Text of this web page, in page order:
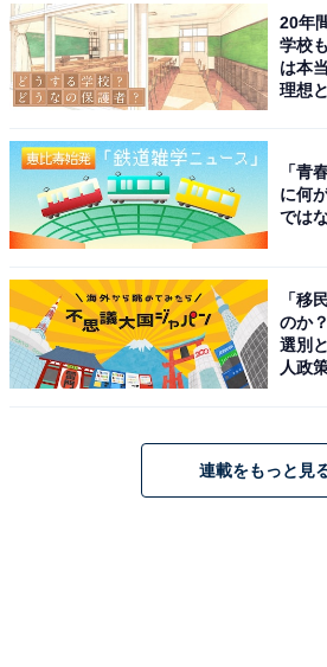
マキタ コードレス掃除機CL108 カ
働/充電22分 軽量定番モデル 10.8V
CL108FDSHW
Amazonで見る
マキタ「AS180DZ」
20年
学校
は本
理想
「青
に何
では
「移
のか
選別
人政
連載をもっと見